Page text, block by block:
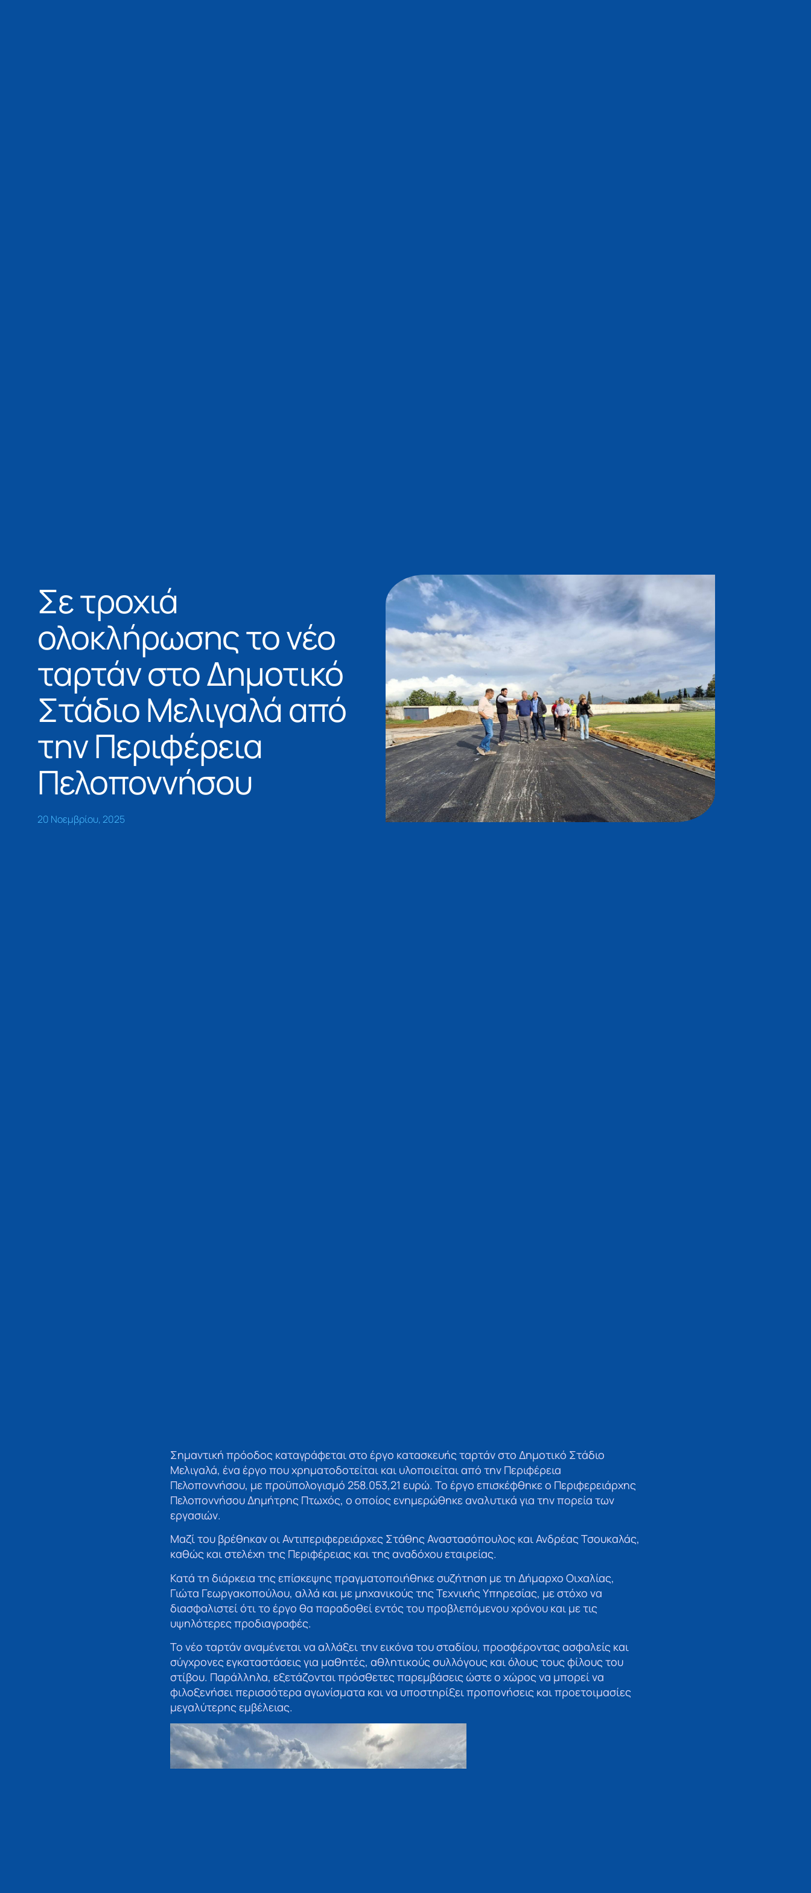
Σε τροχιά
ολοκλήρωσης το νέο
ταρτάν στο Δημοτικό
Στάδιο Μελιγαλά από
την Περιφέρεια
Πελοποννήσου
20 Νοεμβρίου, 2025
Σημαντική πρόοδος καταγράφεται στο έργο κατασκευής ταρτάν στο Δημοτικό Στάδιο
Μελιγαλά, ένα έργο που χρηματοδοτείται και υλοποιείται από την Περιφέρεια
Πελοποννήσου, με προϋπολογισμό 258.053,21 ευρώ. Το έργο επισκέφθηκε ο Περιφερειάρχης
Πελοποννήσου Δημήτρης Πτωχός, ο οποίος ενημερώθηκε αναλυτικά για την πορεία των
εργασιών.
Μαζί του βρέθηκαν οι Αντιπεριφερειάρχες Στάθης Αναστασόπουλος και Ανδρέας Τσουκαλάς,
καθώς και στελέχη της Περιφέρειας και της αναδόχου εταιρείας.
Κατά τη διάρκεια της επίσκεψης πραγματοποιήθηκε συζήτηση με τη Δήμαρχο Οιχαλίας,
Γιώτα Γεωργακοπούλου, αλλά και με μηχανικούς της Τεχνικής Υπηρεσίας, με στόχο να
διασφαλιστεί ότι το έργο θα παραδοθεί εντός του προβλεπόμενου χρόνου και με τις
υψηλότερες προδιαγραφές.
Το νέο ταρτάν αναμένεται να αλλάξει την εικόνα του σταδίου, προσφέροντας ασφαλείς και
σύγχρονες εγκαταστάσεις για μαθητές, αθλητικούς συλλόγους και όλους τους φίλους του
στίβου. Παράλληλα, εξετάζονται πρόσθετες παρεμβάσεις ώστε ο χώρος να μπορεί να
φιλοξενήσει περισσότερα αγωνίσματα και να υποστηρίξει προπονήσεις και προετοιμασίες
μεγαλύτερης εμβέλειας.